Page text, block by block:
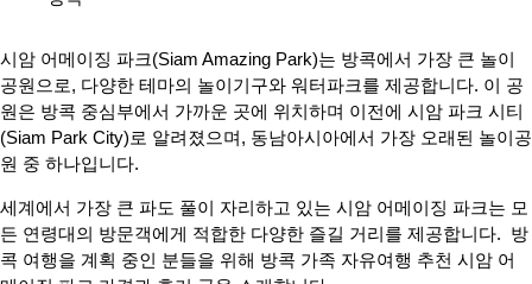
시암 어메이징 파크(Siam Amazing Park)는 방콕에서 가장 큰 놀이
공원으로, 다양한 테마의 놀이기구와 워터파크를 제공합니다. 이 공
원은 방콕 중심부에서 가까운 곳에 위치하며 이전에 시암 파크 시티
(Siam Park City)로 알려졌으며, 동남아시아에서 가장 오래된 놀이공
원 중 하나입니다.
세계에서 가장 큰 파도 풀이 자리하고 있는 시암 어메이징 파크는 모
든 연령대의 방문객에게 적합한 다양한 즐길 거리를 제공합니다. 방
콕 여행을 계획 중인 분들을 위해 방콕 가족 자유여행 추천 시암 어